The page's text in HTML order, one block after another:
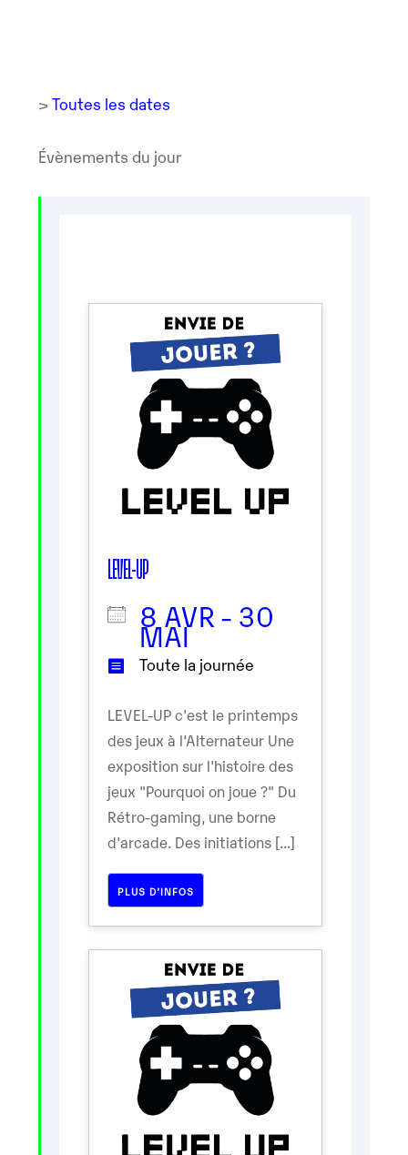
> Toutes les dates
Évènements du jour
LEVEL-UP
8 AVR - 30
MAI
Toute la journée
LEVEL-UP c'est le printemps
des jeux à l’Alternateur Une
exposition sur l'histoire des
jeux "Pourquoi on joue ?" Du
Rétro-gaming, une borne
d'arcade. Des initiations [...]
PLUS D’INFOS